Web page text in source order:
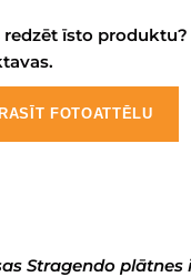
redzēt īsto
FOTOATTĒLU
Stragendo plātnes